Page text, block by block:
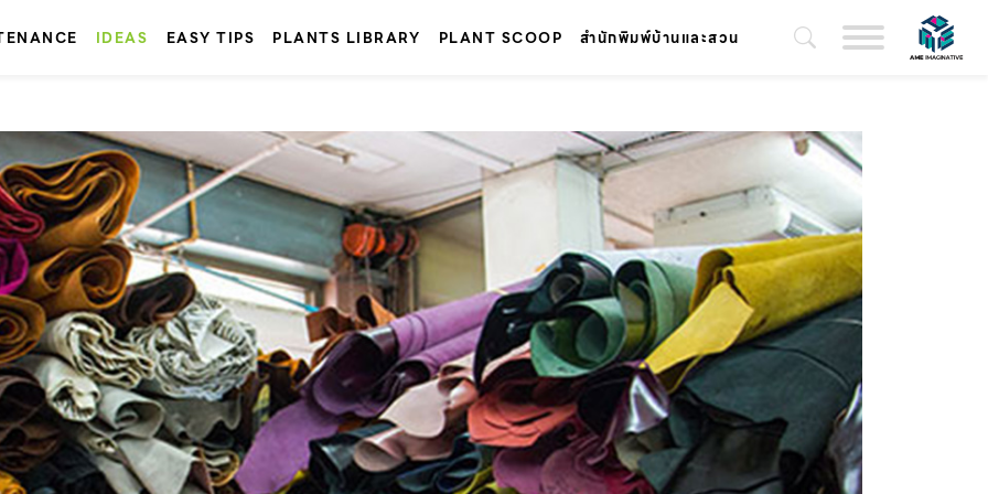
IDEAS EASY TIPS PLANTS LIBRARY PLANT SCOOP สำนักพิมพ์บ้านและสวน